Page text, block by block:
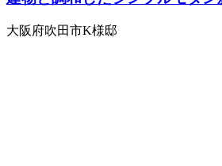
大阪府吹田市K様邸